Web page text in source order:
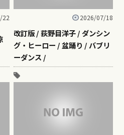
22 2026/07/18
改訂版 / 荻野目洋子 / ダンシン
グ・ヒーロー / 盆踊り / バブリ
ーダンス /